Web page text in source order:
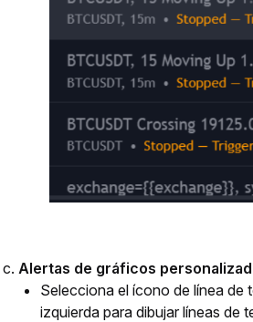
Alertas de gráficos
Selecciona el ícono de línea de
izquierda para dibujar líneas de